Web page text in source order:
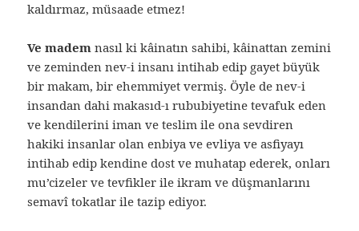
kaldırmaz, müsaade etmez!
Ve madem nasıl ki kâinatın sahibi, kâinattan zemini
ve zeminden nev-i insanı intihab edip gayet büyük
bir makam, bir ehemmiyet vermiş. Öyle de nev-i
insandan dahi makasıd-ı rububiyetine tevafuk eden
ve kendilerini iman ve teslim ile ona sevdiren
hakiki insanlar olan enbiya ve evliya ve asfiyayı
intihab edip kendine dost ve muhatap ederek, onları
mu’cizeler ve tevfikler ile ikram ve düşmanlarını
semavî tokatlar ile tazip ediyor.